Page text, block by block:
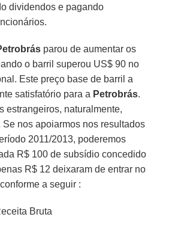
dividendos e pagando
parou de aumentar os
o barril superou US$ 90 no
Este preço base de barril a
satisfatório para a Petrobrás.
estrangeiros, naturalmente,
Se nos apoiarmos nos resultados
2011/2013, poderemos
R$ 100 de subsídio concedido
R$ 12 deixaram de entrar no
a seguir :
Bruta